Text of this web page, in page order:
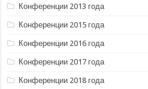
Конференции 2013 года
Конференции 2015 года
Конференции 2016 года
Конференции 2017 года
Конференции 2018 года